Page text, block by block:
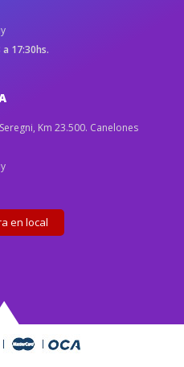
a 17:30hs.
Km 23.500. Canelones
en local